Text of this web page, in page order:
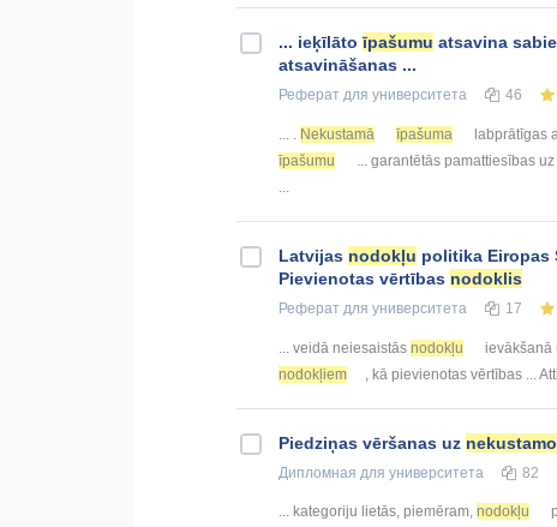
... ieķīlātoīpašumu atsavina
atsavināšanas ...
Реферат для университета 46
Nekustamā īpašuma labprātīgas
īpašumu
... garantētās pamattiesības uz
Latvijas nodokļu politika Eiropas
Pievienotas vērtības nodoklis
Реферат для университета 17
... veidā neiesaistās nodokļu ievākšanā
nodokļiem
, kā pievienotas vērtības ...
Piedziņas vēršanas uz nekustamo
Дипломная для университета 82
... kategoriju lietās, piemēram, nodokļu